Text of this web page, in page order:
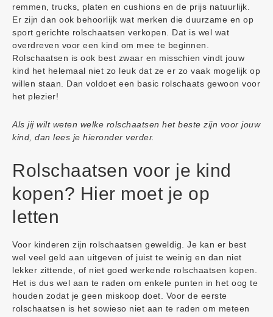
remmen, trucks, platen en cushions en de prijs natuurlijk.
Er zijn dan ook behoorlijk wat merken die duurzame en op
sport gerichte rolschaatsen verkopen. Dat is wel wat
overdreven voor een kind om mee te beginnen.
Rolschaatsen is ook best zwaar en misschien vindt jouw
kind het helemaal niet zo leuk dat ze er zo vaak mogelijk op
willen staan. Dan voldoet een basic rolschaats gewoon voor
het plezier!
Als jij wilt weten welke rolschaatsen het beste zijn voor jouw
kind, dan lees je hieronder verder.
Rolschaatsen voor je kind
kopen? Hier moet je op
letten
Voor kinderen zijn rolschaatsen geweldig. Je kan er best
wel veel geld aan uitgeven of juist te weinig en dan niet
lekker zittende, of niet goed werkende rolschaatsen kopen.
Het is dus wel aan te raden om enkele punten in het oog te
houden zodat je geen miskoop doet. Voor de eerste
rolschaatsen is het sowieso niet aan te raden om meteen